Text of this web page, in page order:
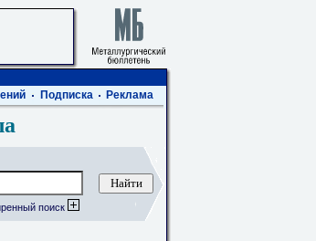
Подписка Реклама
поиск